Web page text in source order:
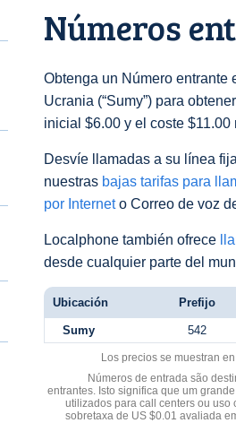
Números
Obtenga un Número entrante
Ucrania (“Sumy”) para
inicial $6.00 y el coste $11.00
Desvíe llamadas a su línea
nuestras bajas tarifas para
por Interneto Correo de voz
Localphone también ofrece
desde cualquier parte del
Ubicación Prefijo
Sumy 542
Los precios se muestran
Números de entrada são
entrantes. Isto significa que um
utilizados para call centers ou uso
sobretaxa de US $0.01 avaliada